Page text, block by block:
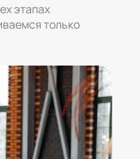
этапах
только